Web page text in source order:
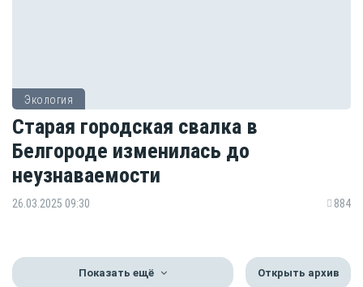
Экология
Старая городская свалка в
Белгороде изменилась до
неузнаваемости
26.03.2025 09:30 884
Показать ещё Открыть архив